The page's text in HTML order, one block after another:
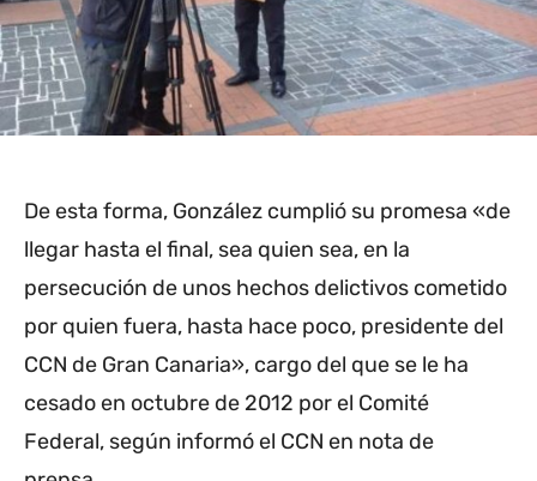
De esta forma, González cumplió su promesa «de
llegar hasta el final, sea quien sea, en la
persecución de unos hechos delictivos cometido
por quien fuera, hasta hace poco, presidente del
CCN de Gran Canaria», cargo del que se le ha
cesado en octubre de 2012 por el Comité
Federal, según informó el CCN en nota de